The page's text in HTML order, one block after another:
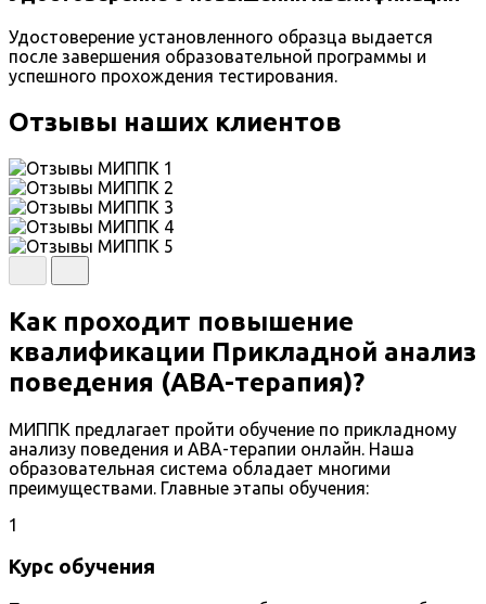
Удостоверение установленного образца выдается
после завершения образовательной программы и
успешного прохождения тестирования.
Отзывы наших клиентов
Как проходит повышение
квалификации Прикладной анализ
поведения (АВА-терапия)?
МИППК предлагает пройти обучение по прикладному
анализу поведения и АВА-терапии онлайн. Наша
образовательная система обладает многими
преимуществами. Главные этапы обучения:
1
Курс обучения